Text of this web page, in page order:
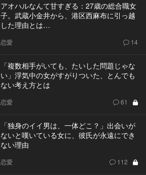
アオハルなんて甘すぎる：27歳の総合職女
子。武蔵小金井から、港区西麻布に引っ越
した理由とは…
恋愛 14
「複数相手がいても、たいした問題じゃな
い」浮気中の女がすがりついた、とんでも
ない考え方とは
恋愛 61
「独身のイイ男は、一体どこ？」出会いが
ないと嘆いている女に、彼氏が永遠にでき
ない理由
恋愛 112